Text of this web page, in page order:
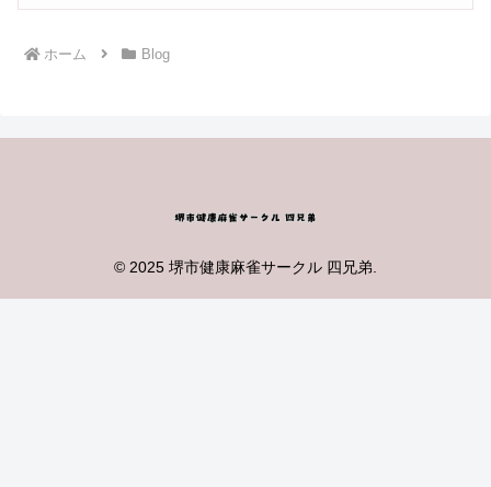
ホーム Blog
© 2025 堺市健康麻雀サークル 四兄弟.